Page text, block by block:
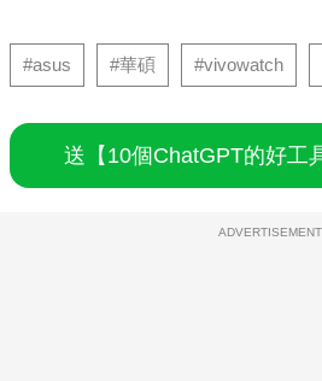
#asus #華碩 #vivowatch
送【10個ChatGPT的好工
ADVERTISEMENT